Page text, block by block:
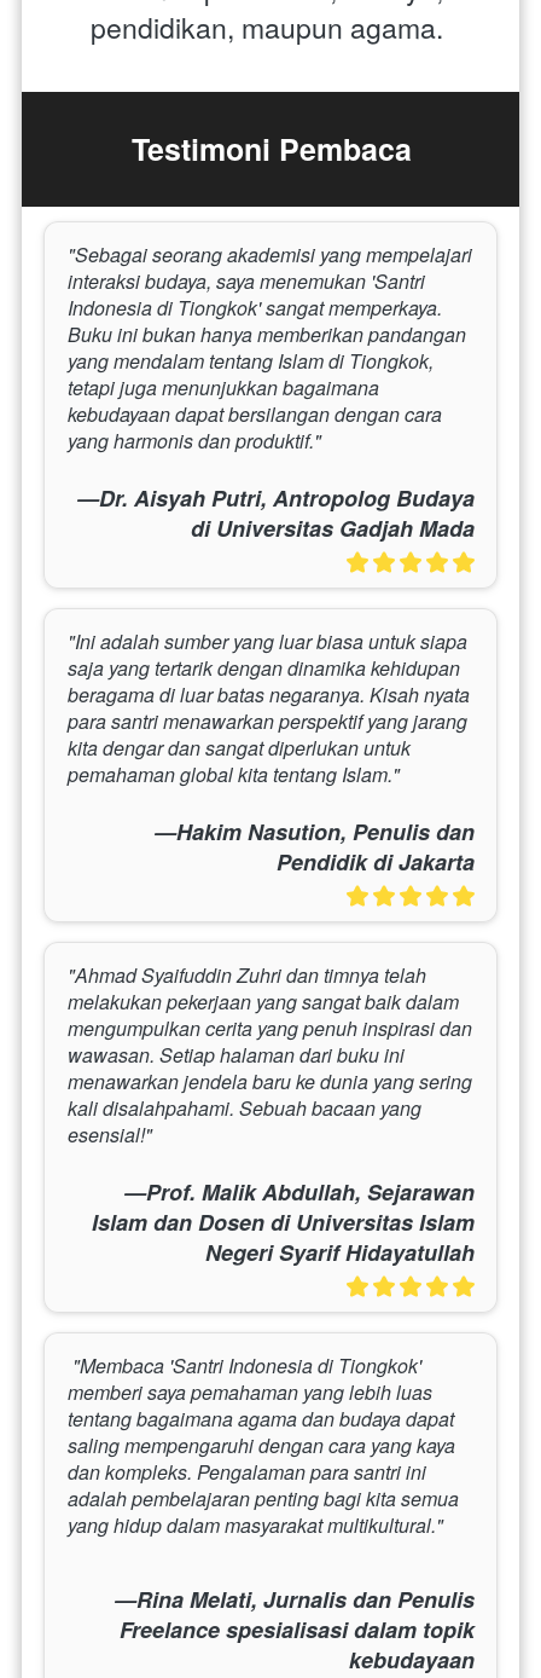
pendidikan, maupun agama.
Testimoni Pembaca
"Sebagai seorang akademisi yang mempelajari
interaksi budaya, saya menemukan 'Santri
Indonesia di Tiongkok' sangat memperkaya.
Buku ini bukan hanya memberikan pandangan
yang mendalam tentang Islam di Tiongkok,
tetapi juga menunjukkan bagaimana
kebudayaan dapat bersilangan dengan cara
yang harmonis dan produktif."
—Dr. Aisyah Putri, Antropolog Budaya
di Universitas Gadjah Mada
"Ini adalah sumber yang luar biasa untuk siapa
saja yang tertarik dengan dinamika kehidupan
beragama di luar batas negaranya. Kisah nyata
para santri menawarkan perspektif yang jarang
kita dengar dan sangat diperlukan untuk
pemahaman global kita tentang Islam."
—Hakim Nasution, Penulis dan
Pendidik di Jakarta
"Ahmad Syaifuddin Zuhri dan timnya telah
melakukan pekerjaan yang sangat baik dalam
mengumpulkan cerita yang penuh inspirasi dan
wawasan. Setiap halaman dari buku ini
menawarkan jendela baru ke dunia yang sering
kali disalahpahami. Sebuah bacaan yang
esensial!"
—Prof. Malik Abdullah, Sejarawan
Islam dan Dosen di Universitas Islam
Negeri Syarif Hidayatullah
"Membaca 'Santri Indonesia di Tiongkok'
memberi saya pemahaman yang lebih luas
tentang bagaimana agama dan budaya dapat
saling mempengaruhi dengan cara yang kaya
dan kompleks. Pengalaman para santri ini
adalah pembelajaran penting bagi kita semua
yang hidup dalam masyarakat multikultural."
—Rina Melati, Jurnalis dan Penulis
Freelance spesialisasi dalam topik
kebudayaan